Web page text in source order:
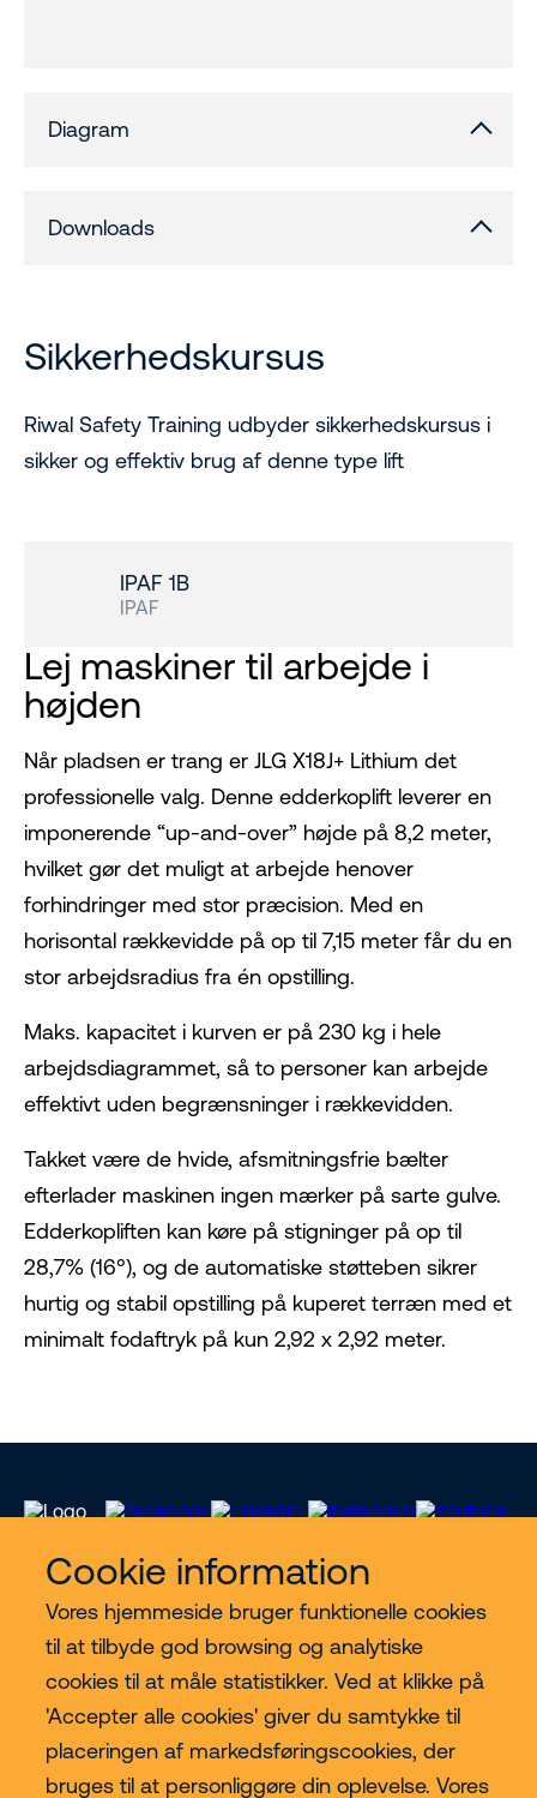
Cookie information
Vores hjemmeside bruger funktionelle cookies
til at tilbyde god browsing og analytiske
cookies til at måle statistikker. Ved at klikke på
'Accepter alle cookies' giver du samtykke til
placeringen af markedsføringscookies, der
bruges til at personliggøre din oplevelse. Vores
Diagram
Downloads
Sikkerhedskursus
Riwal Safety Training udbyder sikkerhedskursus i
sikker og effektiv brug af denne type lift
IPAF 1B
IPAF
Lej maskiner til arbejde i
højden
Når pladsen er trang er JLG X18J+ Lithium det
professionelle valg. Denne edderkoplift leverer en
imponerende “up-and-over” højde på 8,2 meter,
hvilket gør det muligt at arbejde henover
forhindringer med stor præcision. Med en
horisontal rækkevidde på op til 7,15 meter får du en
stor arbejdsradius fra én opstilling.
Maks. kapacitet i kurven er på 230 kg i hele
arbejdsdiagrammet, så to personer kan arbejde
effektivt uden begrænsninger i rækkevidden.
Takket være de hvide, afsmitningsfrie bælter
efterlader maskinen ingen mærker på sarte gulve.
Edderkopliften kan køre på stigninger på op til
28,7% (16°), og de automatiske støtteben sikrer
hurtig og stabil opstilling på kuperet terræn med et
minimalt fodaftryk på kun 2,92 x 2,92 meter.
Vores services
Lift kategorier
Contact